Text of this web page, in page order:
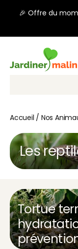
🎉 Offre du
Accueil / Nos
Les
Tortue